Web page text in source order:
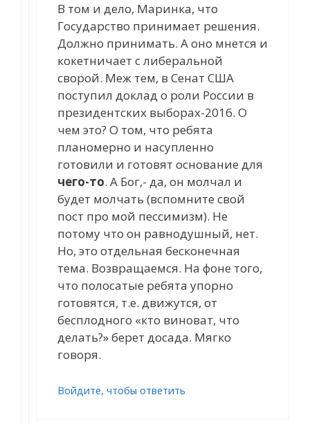
В том и дело, Маринка, что
Государство принимает решения.
Должно принимать. А оно мнется и
кокетничает с либеральной
сворой. Меж тем, в Сенат США
поступил доклад о роли России в
президентских выборах-2016. О
чем это? О том, что ребята
планомерно и насупленно
готовили и готовят основание для
чего-то. А Бог,- да, он молчал и
будет молчать (вспомните свой
пост про мой пессимизм). Не
потому что он равнодушный, нет.
Но, это отдельная бесконечная
тема. Возвращаемся. На фоне того,
что полосатые ребята упорно
готовятся, т.е. движутся, от
бесплодного «кто виноват, что
делать?» берет досада. Мягко
говоря.
Войдите, чтобы ответить